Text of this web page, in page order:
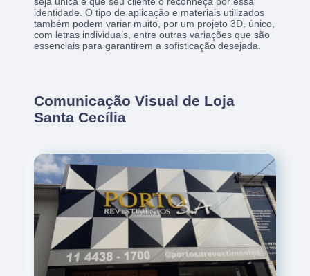
identidade. O tipo de aplicação e materiais utilizados
também podem variar muito, por um projeto 3D, único,
com letras individuais, entre outras variações que são
essenciais para garantirem a sofisticação desejada.
Comunicação Visual de Loja
Santa Cecília